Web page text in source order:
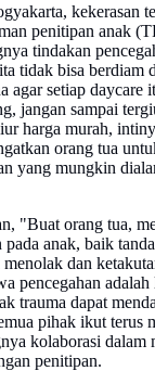
kekerasan
penitipan anak
tindakan
tidak bisa berdiam
agar setiap daycare
jangan sampai
harga murah,
orang tua
yang mungkin
"Buat orang tua,
pada anak, baik
dan
pencegahan
trauma dapat
pihak ikut terus
kolaborasi dalam
penitipan.